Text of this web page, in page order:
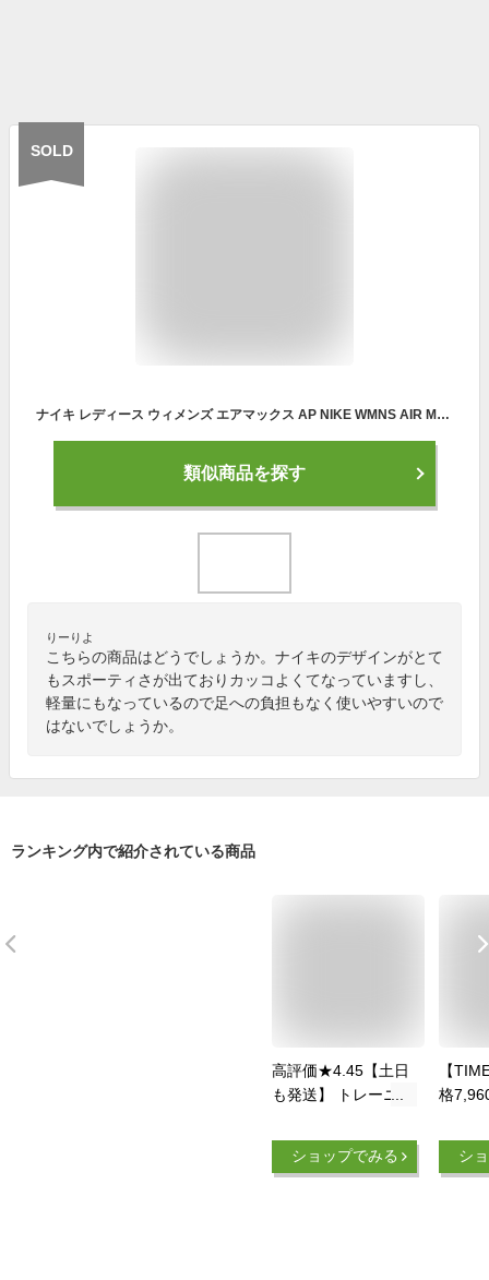
SOLD
ナイキ レディース ウィメンズ エアマックス AP NIKE WMNS AIR MAX AP CU4870-004 スニーカー ランニング 軽量 運動靴 女性 おしゃれ トレーニングシューズ ジム フィットネス かわいい 健康 パープル ホワイト ピンク 白 黒 22.5cm 23cm 23.5cm 24cm 24.5cm 25cm
類似商品を探す
りーりよ
こちらの商品はどうでしょうか。ナイキのデザインがとて
もスポーティさが出ておりカッコよくてなっていますし、
軽量にもなっているので足への負担もなく使いやすいので
はないでしょうか。
ランキング内で紹介されている商品
高評価★4.45【土日
も発送】 トレーニン
グシューズ メンズ
レディース スニーカ
ショップでみる
【
格
ューズ
ィー
シ